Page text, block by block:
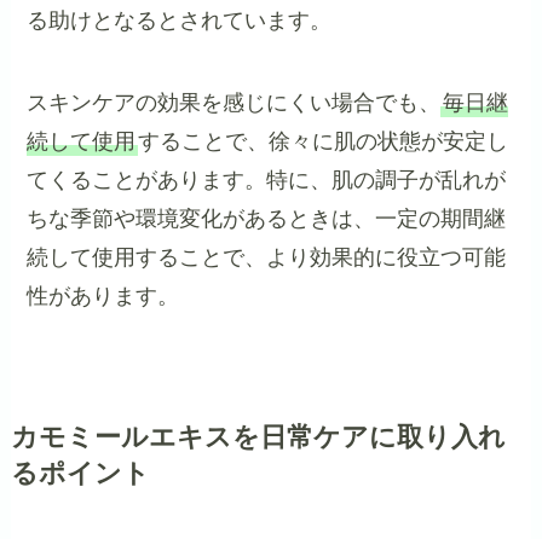
る助けとなるとされています。
スキンケアの効果を感じにくい場合でも、毎日継
続して使用することで、徐々に肌の状態が安定し
てくることがあります。特に、肌の調子が乱れが
ちな季節や環境変化があるときは、一定の期間継
続して使用することで、より効果的に役立つ可能
性があります。
カモミールエキスを日常ケアに取り入れ
るポイント